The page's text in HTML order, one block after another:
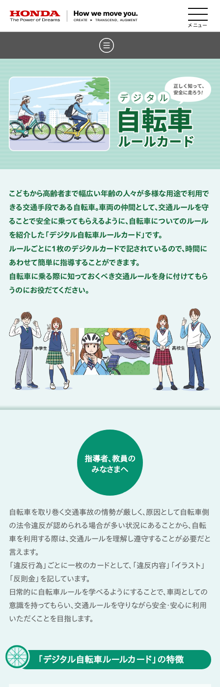
HONDA The Power of Dreams
こどもから高齢者まで幅広い年齢の人々が多様な用途で利用で
きる交通手段である自転車。車両の仲間として、交通ルールを守
ることで安全に乗ってもらえるように、 自転車についてのルール
を紹介した「デジタル自転車ルールカード」です。
ルールごとに１枚のデジタルカードで記されているので、時間に
あわせて簡単に指導することができます。
自転車に乗る際に知っておくべき交通ルールを身に付けてもら
うのにお役だてください。
指導者、教員の
みなさまへ
自転車を取り巻く交通事故の情勢が厳しく、原因として自転車側
の法令違反が認められる場合が多い状況にあることから、自転
車を利用する際は、交通ルールを理解し遵守することが必要だと
言えます。
「違反行為」ごとに一枚のカードとして、「違反内容」「イラスト」
「反則金」を記しています。
日常的に自転車ルールを学べるようにすることで、車両としての
意識を持ってもらい、交通ルールを守りながら安全・安心に利用
いただくことを目指します。
「デジタル自転車ルールカード」の特徴